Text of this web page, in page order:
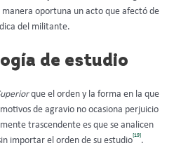
manera oportuna un acto que afectó de
del militante.
de estudio
que el orden y la forma en la que
de agravio no ocasiona perjuicio
trascendente es que se analicen
importar el orden de su estudio
[19]
.